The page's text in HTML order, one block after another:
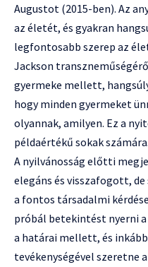
Augustot (2015-ben). Az
az életét, és gyakran
legfontosabb szerep az
Jackson
gyermeke mellett,
hogy minden gyermeket
olyannak, amilyen. Ez a
példaértékű sokak számára.
A nyilvánosság előtti
elegáns és visszafogott,
a fontos társadalmi
próbál betekintést nyerni
a határai mellett, és
tevékenységével szeretne